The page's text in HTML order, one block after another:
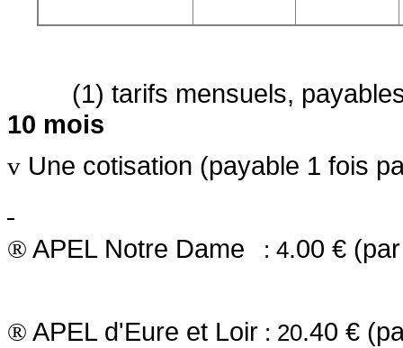
(1) tarifs mensuels, payables
10 mois
v Une cotisation (payable 1 fois
® APEL Notre Dame : 4.00 €
® APEL d'Eure et Loir : 20.40 €